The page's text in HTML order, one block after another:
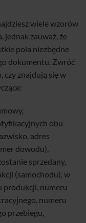
wiele wzorów
jednak zauważ, że
pola niezbędne
dokumentu. Zwróć
czy znajdują się w
obu
adres
dowodu),
sprzedany,
(samochodu), w
produkcji, numeru
numeru
przebiegu,